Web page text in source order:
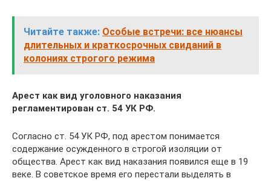
Читайте также: Особые встречи: все нюансы
длительных и краткосрочных свиданий в
колониях строгого режима
Арест как вид уголовного наказания
регламентирован ст. 54 УК РФ.
Согласно ст. 54 УК РФ, под арестом понимается
содержание осужденного в строгой изоляции от
общества. Арест как вид наказания появился еще в 19
веке. В советское время его перестали выделять в